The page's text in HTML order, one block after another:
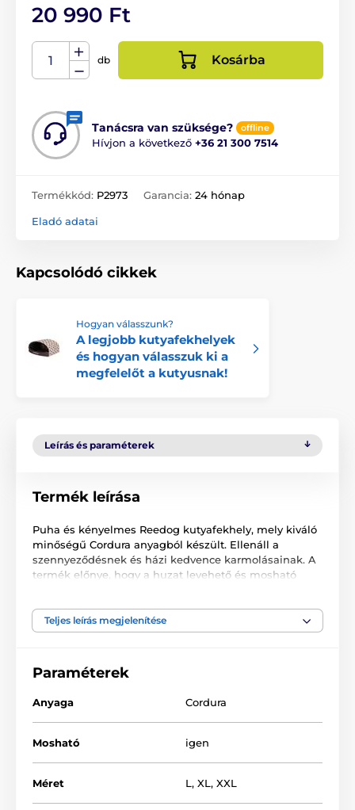
20 990 Ft
db Kosárba
Tanácsra van szüksége? offline
Hívjon a következő +36 21 300 7514
Termékkód: P2973 Garancia: 24 hónap
Eladó adatai
Kapcsolódó cikkek
Hogyan válasszunk?
A legjobb kutyafekhelyek
és hogyan válasszuk ki a
megfelelőt a kutyusnak!
Leírás és paraméterek
Termék leírása
Puha és kényelmes Reedog kutyafekhely, mely kiváló
minőségű Cordura anyagból készült. Ellenáll a
szennyeződésnek és házi kedvence karmolásainak. A
termék előnye, hogy a huzat levehető és mosható
habszivacs.
Teljes leírás megjelenítése
Paraméterek
Anyaga Cordura
Mosható igen
Méret L, XL, XXL